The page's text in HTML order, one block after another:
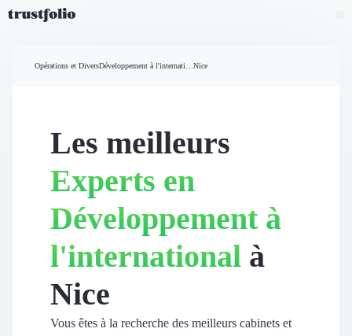
Widgets d'avis
Partage d’avis multicanal
Vidéo de témoignage
Parrainage
Intent data
Révéler le réseau
Vitrine & média
Suivi du ROI
Voir tous nos avis clients
Accueil
Opérations et Divers Nice
Les meilleurs
Experts en
Développement à
l'international à
Nice
Vous êtes à la recherche des meilleurs cabinets et